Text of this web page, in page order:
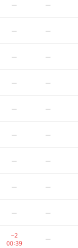
— —
— —
— —
— —
— —
— —
— —
— —
— —
−2
00:39
—